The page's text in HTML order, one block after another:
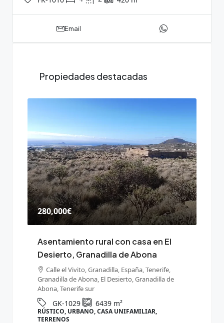
Email
Propiedades destacadas
280,000€
Asentamiento rural con casa en El
Desierto, Granadilla de Abona
Calle el Vivito, Granadilla, España, Tenerife,
Granadilla de Abona, El Desierto, Granadilla de
Abona, Tenerife sur
GK-1029 6439 m²
RÚSTICO, URBANO, CASA UNIFAMILIAR,
TERRENOS